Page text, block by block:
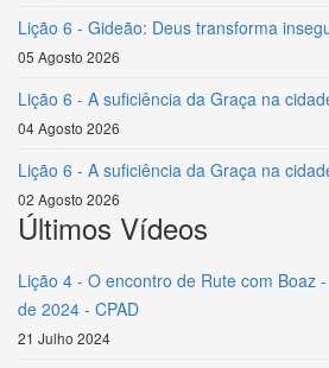
Lição 6 - Gideão: Deus transforma
05 Agosto 2026
Lição 6 - A suficiência da Graça na
04 Agosto 2026
Lição 6 - A suficiência da Graça na
02 Agosto 2026
Últimos Vídeos
Lição 4 - O encontro de Rute com Boaz
de 2024 - CPAD
21 Julho 2024